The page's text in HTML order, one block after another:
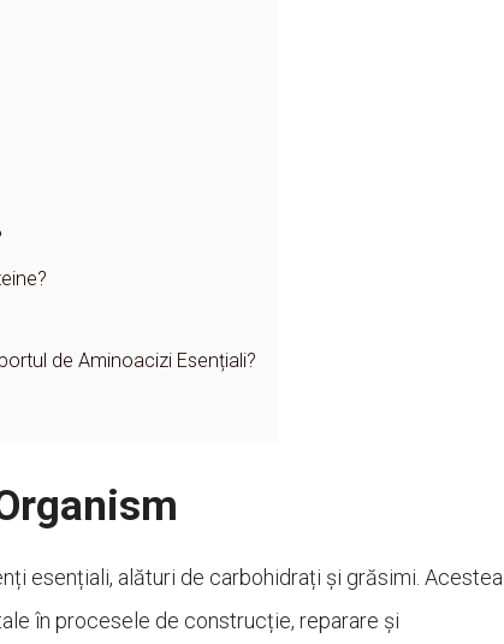
de Aminoacizi Esențiali?
esențiali, alături de carbohidrați și grăsimi. Acestea
în procesele de construcție, reparare și